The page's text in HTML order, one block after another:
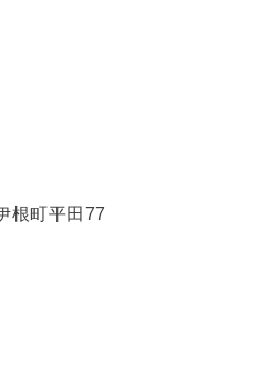
根町平田77